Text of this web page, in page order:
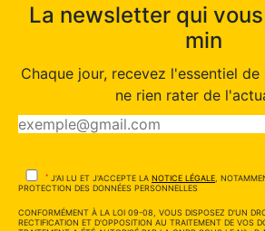
La newsletter qui
min
Chaque jour, recevez l'essentiel
ne rien rater de
* J'AI LU ET J'ACCEPTE LA NOTICE LÉGALE ,
PROTECTION DES DONNÉES PERSONNELLES
CONFORMÉMENT À LA LOI 09-08, VOUS DISPOSEZ D'UN
RECTIFICATION ET D'OPPOSITION AU TRAITEMENT DE VOS